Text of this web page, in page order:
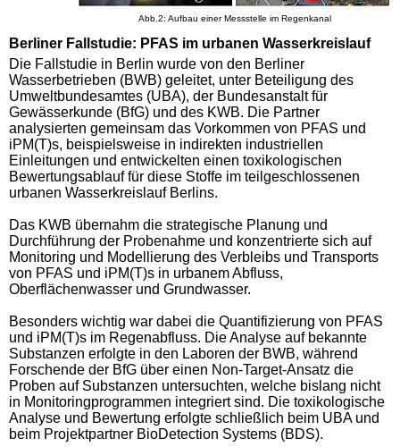
Abb.2: Aufbau einer Messstelle im Regenkanal
Berliner Fallstudie: PFAS im urbanen Wasserkreislauf
Die Fallstudie in Berlin wurde von den Berliner
Wasserbetrieben (BWB) geleitet, unter Beteiligung des
Umweltbundesamtes (UBA), der Bundesanstalt für
Gewässerkunde (BfG) und des KWB. Die Partner
analysierten gemeinsam das Vorkommen von PFAS und
iPM(T)s, beispielsweise in indirekten industriellen
Einleitungen und entwickelten einen toxikologischen
Bewertungsablauf für diese Stoffe im teilgeschlossenen
urbanen Wasserkreislauf Berlins.
Das KWB übernahm die strategische Planung und
Durchführung der Probenahme und konzentrierte sich auf
Monitoring und Modellierung des Verbleibs und Transports
von PFAS und iPM(T)s in urbanem Abfluss,
Oberflächenwasser und Grundwasser.
Besonders wichtig war dabei die Quantifizierung von PFAS
und iPM(T)s im Regenabfluss. Die Analyse auf bekannte
Substanzen erfolgte in den Laboren der BWB, während
Forschende der BfG über einen Non-Target-Ansatz die
Proben auf Substanzen untersuchten, welche bislang nicht
in Monitoringprogrammen integriert sind. Die toxikologische
Analyse und Bewertung erfolgte schließlich beim UBA und
beim Projektpartner BioDetection Systems (BDS).